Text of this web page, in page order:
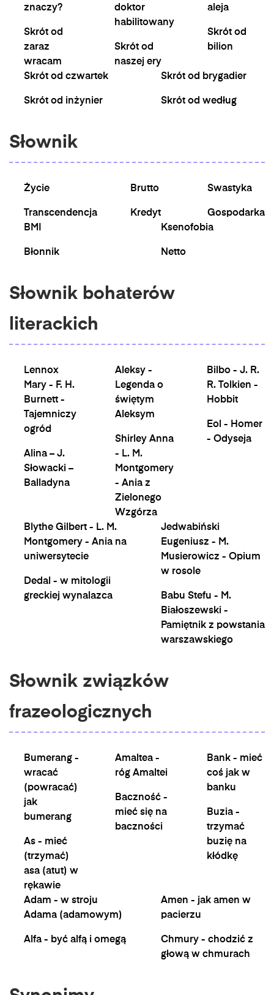
znaczy?
Skrót od
zaraz
wracam
doktor
habilitowany
Skrót od
naszej ery
aleja
Skrót od
bilion
Skrót od czwartek
Skrót od inżynier
Skrót od brygadier
Skrót od według
Słownik
Życie
Transcendencja
Brutto
Kredyt
Swastyka
Gospodarka
BMI
Błonnik
Ksenofobia
Netto
Słownik bohaterów
literackich
Lennox
Mary - F. H.
Burnett -
Tajemniczy
ogród
Alina – J.
Słowacki –
Balladyna
Aleksy -
Legenda o
świętym
Aleksym
Shirley Anna
- L. M.
Montgomery
- Ania z
Zielonego
Wzgórza
Bilbo - J. R.
R. Tolkien -
Hobbit
Eol - Homer
- Odyseja
Blythe Gilbert - L. M.
Montgomery - Ania na
uniwersytecie
Dedal - w mitologii
greckiej wynalazca
Jedwabiński
Eugeniusz - M.
Musierowicz - Opium
w rosole
Babu Stefu - M.
Białoszewski -
Pamiętnik z powstania
warszawskiego
Słownik związków
frazeologicznych
Bumerang -
wracać
(powracać)
jak
bumerang
As - mieć
(trzymać)
asa (atut) w
rękawie
Amaltea -
róg Amaltei
Baczność -
mieć się na
baczności
Bank - mieć
coś jak w
banku
Buzia -
trzymać
buzię na
kłódkę
Adam - w stroju
Adama (adamowym)
Alfa - być alfą i omegą
Amen - jak amen w
pacierzu
Chmury - chodzić z
głową w chmurach